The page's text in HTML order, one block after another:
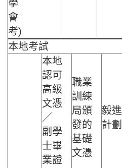
學
會
考)
本地考試
本地
認可
高級
文憑
／
副學
士畢
業證
職業
訓練
局頒
發的
基礎
文憑
毅進
計劃